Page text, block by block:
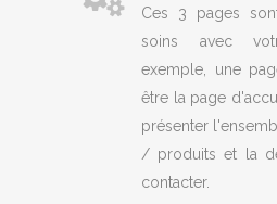
Ces 3 pages
soins avec
exemple, une
être la page
présenter
/ produits et la
contacter.